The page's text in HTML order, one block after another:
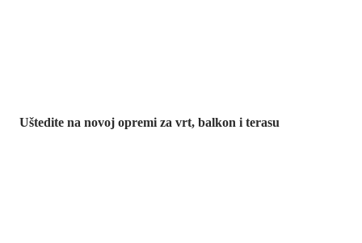
Uštedite na novoj opremi za vrt, balkon i terasu